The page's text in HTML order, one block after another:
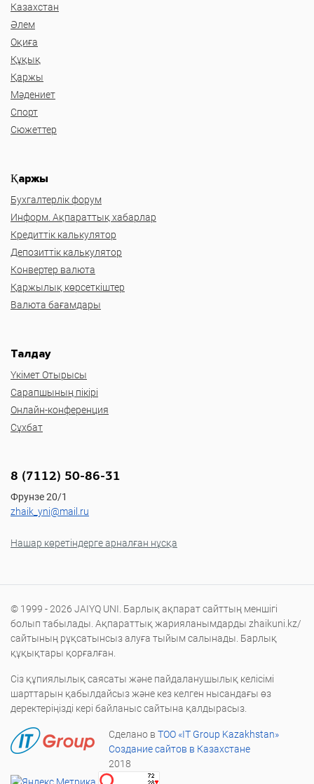
Казахстан
Әлем
Оқиға
Құқық
Қаржы
Мәдениет
Спорт
Сюжеттер
Қаржы
Бухгалтерлік форум
Информ. Ақпараттық хабарлар
Кредиттік калькулятор
Депозиттік калькулятор
Конвертер валюта
Қаржылық көрсеткіштер
Валюта бағамдары
Талдау
Үкімет Отырысы
Сарапшының пікірі
Онлайн-конференция
Сұхбат
8 (7112) 50-86-31
Фрунзе 20/1
zhaik_yni@mail.ru
Нашар көретіндерге арналған нұсқа
© 1999 - 2026 JAIYQ UNI. Барлық ақпарат сайттың меншігі
болып табылады. Ақпараттық жарияланымдарды zhaikuni.kz/
сайтының рұқсатынсыз алуға тыйым салынады. Барлық
құқықтары қорғалған.
Сіз құпиялылық саясаты және пайдаланушылық келісімі
шарттарын қабылдайсыз және кез келген нысандағы өз
деректеріңізді кері байланыс сайтына қалдырасыз.
Сделано в ТОО «IT Group Kazakhstan»
Создание сайтов в Казахстане
2018